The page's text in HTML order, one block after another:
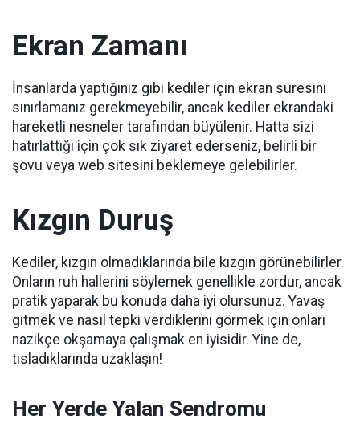
Ekran Zamanı
İnsanlarda yaptığınız gibi kediler için ekran süresini
sınırlamanız gerekmeyebilir, ancak kediler ekrandaki
hareketli nesneler tarafından büyülenir. Hatta sizi
hatırlattığı için çok sık ziyaret ederseniz, belirli bir
şovu veya web sitesini beklemeye gelebilirler.
Kızgın Duruş
Kediler, kızgın olmadıklarında bile kızgın görünebilirler.
Onların ruh hallerini söylemek genellikle zordur, ancak
pratik yaparak bu konuda daha iyi olursunuz. Yavaş
gitmek ve nasıl tepki verdiklerini görmek için onları
nazikçe okşamaya çalışmak en iyisidir. Yine de,
tısladıklarında uzaklaşın!
Her Yerde Yalan Sendromu